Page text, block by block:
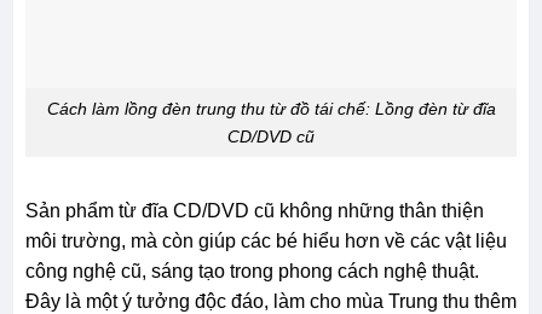
Cách làm lồng đèn trung thu từ đồ tái chế: Lồng đèn từ đĩa
CD/DVD cũ
Sản phẩm từ đĩa CD/DVD cũ không những thân thiện
môi trường, mà còn giúp các bé hiểu hơn về các vật liệu
công nghệ cũ, sáng tạo trong phong cách nghệ thuật.
Đây là một ý tưởng độc đáo, làm cho mùa Trung thu thêm